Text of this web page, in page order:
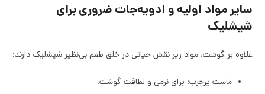
سایر مواد اولیه و ادویه‌جات ضروری برای
شیشلیک
علاوه بر گوشت، مواد زیر نقش حیاتی در خلق طعم بی‌نظیر شیشلیک دارند:
ماست پرچرب: برای نرمی و لطافت گوشت.